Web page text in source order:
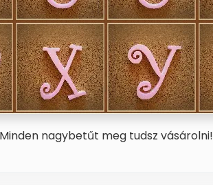
Minden nagybetűt meg tudsz vásárolni!